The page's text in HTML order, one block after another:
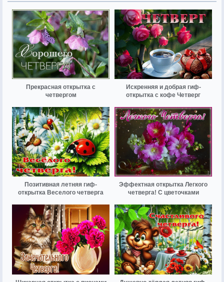
Прекрасная открытка с
четвергом
Искренняя и добрая гиф-
открытка с кофе Четверг
Позитивная летняя гиф-
открытка Веселого четверга
Эффектная открытка Легкого
четверга! С цветочками